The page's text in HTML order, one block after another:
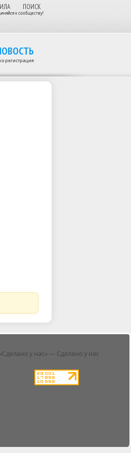
ПОИСК
к сообществу!
регистрация
у нас» — Сделано у нас